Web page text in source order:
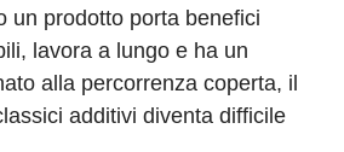
un prodotto porta benefici
lavora a lungo e ha un
alla percorrenza coperta, il
additivi diventa difficile